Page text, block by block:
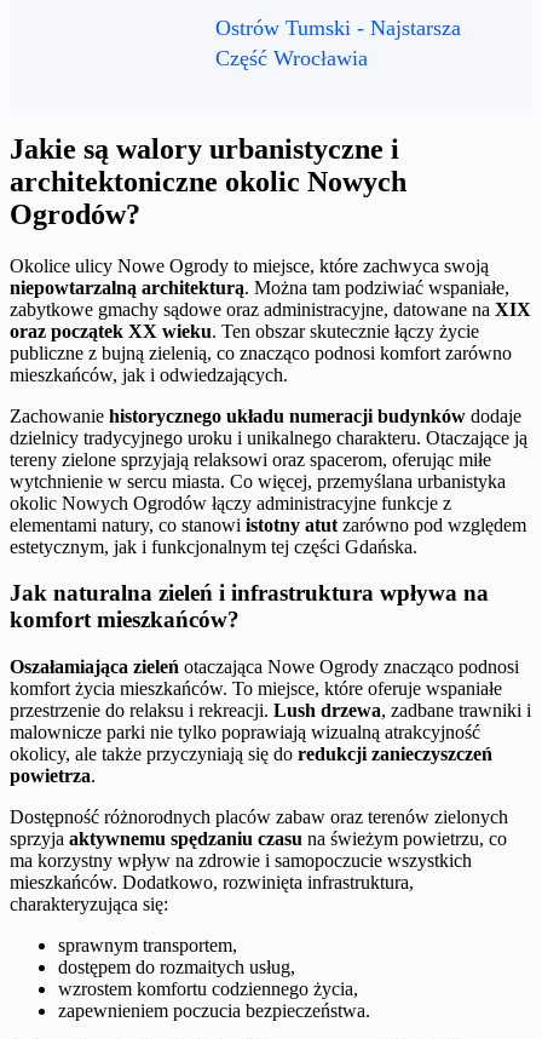
Ostrów Tumski - Najstarsza
Część Wrocławia
Jakie są walory urbanistyczne i
architektoniczne okolic Nowych
Ogrodów?
Okolice ulicy Nowe Ogrody to miejsce, które zachwyca swoją
niepowtarzalną architekturą. Można tam podziwiać wspaniałe,
zabytkowe gmachy sądowe oraz administracyjne, datowane na XIX
oraz początek XX wieku. Ten obszar skutecznie łączy życie
publiczne z bujną zielenią, co znacząco podnosi komfort zarówno
mieszkańców, jak i odwiedzających.
Zachowanie historycznego układu numeracji budynków dodaje
dzielnicy tradycyjnego uroku i unikalnego charakteru. Otaczające ją
tereny zielone sprzyjają relaksowi oraz spacerom, oferując miłe
wytchnienie w sercu miasta. Co więcej, przemyślana urbanistyka
okolic Nowych Ogrodów łączy administracyjne funkcje z
elementami natury, co stanowi istotny atut zarówno pod względem
estetycznym, jak i funkcjonalnym tej części Gdańska.
Jak naturalna zieleń i infrastruktura wpływa na
komfort mieszkańców?
Oszałamiająca zieleń otaczająca Nowe Ogrody znacząco podnosi
komfort życia mieszkańców. To miejsce, które oferuje wspaniałe
przestrzenie do relaksu i rekreacji. Lush drzewa, zadbane trawniki i
malownicze parki nie tylko poprawiają wizualną atrakcyjność
okolicy, ale także przyczyniają się do redukcji zanieczyszczeń
powietrza.
Dostępność różnorodnych placów zabaw oraz terenów zielonych
sprzyja aktywnemu spędzaniu czasu na świeżym powietrzu, co
ma korzystny wpływ na zdrowie i samopoczucie wszystkich
mieszkańców. Dodatkowo, rozwinięta infrastruktura,
charakteryzująca się:
sprawnym transportem,
dostępem do rozmaitych usług,
wzrostem komfortu codziennego życia,
zapewnieniem poczucia bezpieczeństwa.